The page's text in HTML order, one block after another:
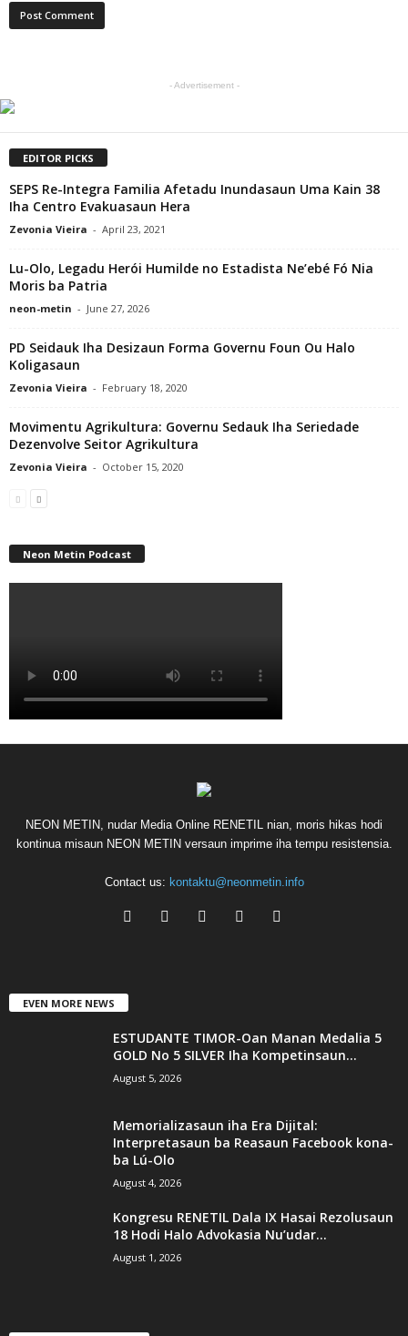
- Advertisement -
EDITOR PICKS
SEPS Re-Integra Familia Afetadu Inundasaun Uma Kain 38
Iha Centro Evakuasaun Hera
Zevonia Vieira - April 23, 2021
Lu-Olo, Legadu Herói Humilde no Estadista Ne’ebé Fó Nia
Moris ba Patria
neon-metin - June 27, 2026
PD Seidauk Iha Desizaun Forma Governu Foun Ou Halo
Koligasaun
Zevonia Vieira - February 18, 2020
Movimentu Agrikultura: Governu Sedauk Iha Seriedade
Dezenvolve Seitor Agrikultura
Zevonia Vieira - October 15, 2020
Neon Metin Podcast
NEON METIN, nudar Media Online RENETIL nian, moris hikas hodi
kontinua misaun NEON METIN versaun imprime iha tempu resistensia.
Contact us: kontaktu@neonmetin.info
EVEN MORE NEWS
ESTUDANTE TIMOR-Oan Manan Medalia 5
GOLD No 5 SILVER Iha Kompetinsaun...
August 5, 2026
Memorializasaun iha Era Dijital:
Interpretasaun ba Reasaun Facebook kona-
ba Lú-Olo
August 4, 2026
Kongresu RENETIL Dala IX Hasai Rezolusaun
18 Hodi Halo Advokasia Nu’udar...
August 1, 2026